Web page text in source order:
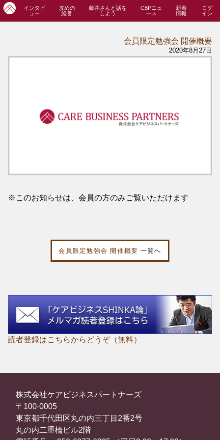
インタビ
ュー
攻めの
経営
藤井さんと話を
しよう
CBPニュ
ース
新着
情報
ログ
イン
会員限定勉強会 開催概要
2020年8月27日
※このお知らせは、会員の方のみご覧いただけます
会員限定勉強会 開催概要 一覧へ
読者登録はこちらからどうぞ（無料）
株式会社ケアビジネスパートナーズ
〒100-0005
東京都千代田区丸の内三丁目2番2号
丸の内二重橋ビル2階